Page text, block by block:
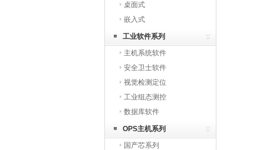
桌面式
嵌入式
工业软件系列
主机系统软件
安全卫士软件
视觉检测定位
工业组态测控
数据库软件
OPS主机系列
国产芯系列